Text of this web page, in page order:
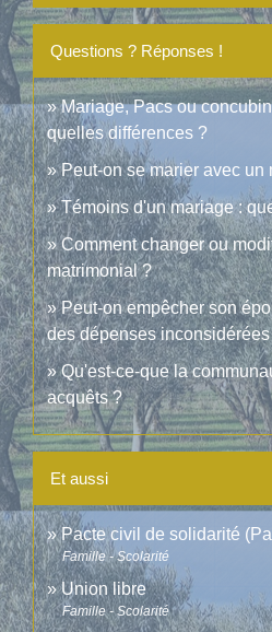
Questions ? Réponses !
Mariage, Pacs ou
quelles différences ?
Peut-on se marier avec un
Témoins d'un mariage :
Comment changer ou
matrimonial ?
Peut-on empêcher son
des dépenses
Qu'est-ce-que la
acquêts ?
Et aussi
Pacte civil de solidarité
Famille - Scolarité
Union libre
Famille - Scolarité